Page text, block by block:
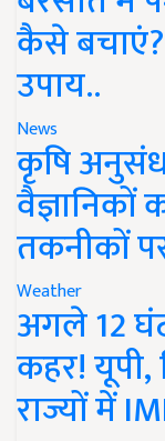
कैसे
उपाय..
News
कृषि
तकनीकों
Weather
अगले 12
कहर! यूपी,
राज्यों में